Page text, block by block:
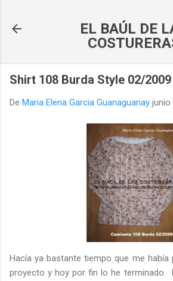
EL BAÚL DE
Shirt 108 Burda Style 02/2009
De Maria Elena Garcia Guanaguanay junio
Hacía ya bastante tiempo que me
proyecto y hoy por fin lo he terminado.